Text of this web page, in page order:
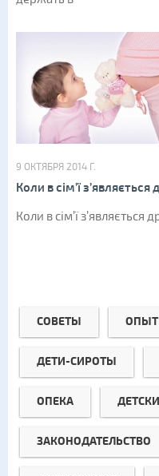
9 ОКТЯБРЯ 2014 Г.
Коли в сім’ї
Коли в сім’ї з’являється
СОВЕТЫ ОПЫТ
ДЕТИ-СИРОТЫ
ОПЕКА
ЗАКОНОДАТЕЛЬСТВО